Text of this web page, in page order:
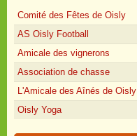
Comité des Fêtes de Oisly
AS Oisly Football
Amicale des vignerons
Association de chasse
L'Amicale des Aînés de Oisly
Oisly Yoga